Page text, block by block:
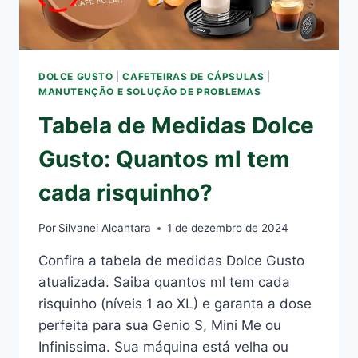
DOLCE GUSTO |CAFETEIRAS DE CÁPSULAS
MANUTENÇÃO E SOLUÇÃO DE PROBLEMAS
Tabela de Medidas Dolce
Gusto: Quantos ml tem
cada risquinho?
Por Silvanei Alcantara 1 de dezembro de 2024
Confira a tabela de medidas Dolce Gusto
atualizada. Saiba quantos ml tem cada
risquinho (níveis 1 ao XL) e garanta a dose
perfeita para sua Genio S, Mini Me ou
Infinissima. Sua máquina está velha ou